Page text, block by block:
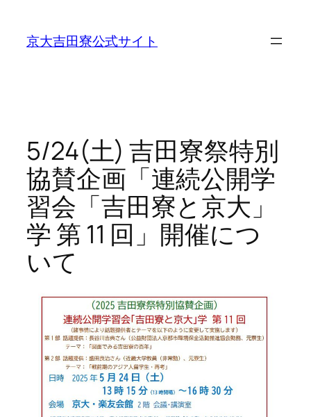
京大吉田寮公式サイト
5/24(土) 吉田寮祭特別
協賛企画「連続公開学
習会「吉田寮と京大」
学 第 11 回」開催につ
いて